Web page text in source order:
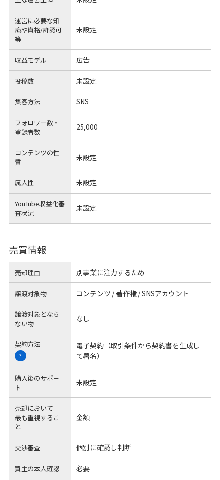
運営に必要な知
識や資格/許認可
等
未設定
収益モデル 広告
投稿数 未設定
集客方法 SNS
フォロワー数・
登録者数
25,000
コンテンツの性
質
未設定
属人性 未設定
YouTube収益化審
査状況
未設定
売買情報
売却理由 別事業に注力するため
譲渡対象物 コンテンツ / 著作権 / SNSアカウント
譲渡対象となら
ない物
なし
契約方法
?
電子契約（取引条件から契約書を生成し
て署名）
購入後のサポー
ト
未設定
売却において
最も重視するこ
と
金額
交渉審査 個別に確認し判断
買主の本人確認 必要